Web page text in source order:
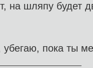
на шляпу будет
убегаю, пока ты